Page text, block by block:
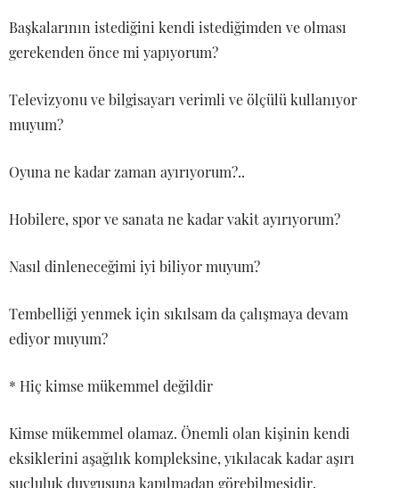
Başkalarının istediğini kendi istediğimden ve olması
gerekenden önce mi yapıyorum?
Televizyonu ve bilgisayarı verimli ve ölçülü kullanıyor
muyum?
Oyuna ne kadar zaman ayırıyorum?..
Hobilere, spor ve sanata ne kadar vakit ayırıyorum?
Nasıl dinleneceğimi iyi biliyor muyum?
Tembelliği yenmek için sıkılsam da çalışmaya devam
ediyor muyum?
* Hiç kimse mükemmel değildir
Kimse mükemmel olamaz. Önemli olan kişinin kendi
eksiklerini aşağılık kompleksine, yıkılacak kadar aşırı
suçluluk duygusuna kapılmadan görebilmesidir.